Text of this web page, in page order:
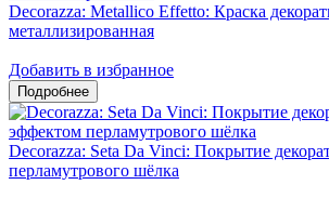
Decorazza: Metallico Effetto: Краска
металлизированная
Добавить в избранное
Decorazza: Seta Da Vinci: Покрытие
перламутрового шёлка